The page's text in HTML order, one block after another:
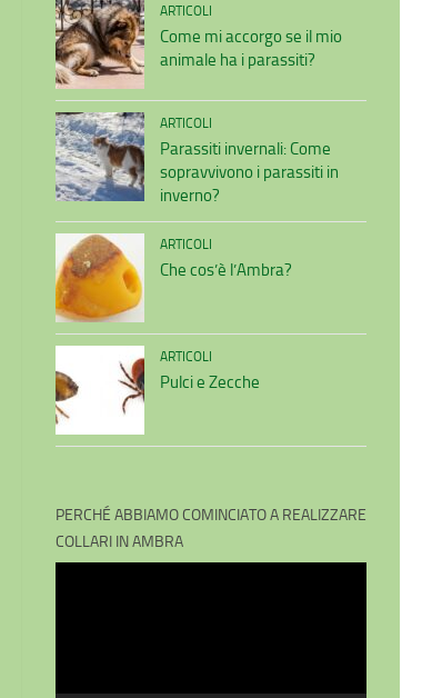
ARTICOLI
Come mi accorgo se il mio
animale ha i parassiti?
ARTICOLI
Parassiti invernali: Come
sopravvivono i parassiti in
inverno?
ARTICOLI
Che cos’è l’Ambra?
ARTICOLI
Pulci e Zecche
PERCHÉ ABBIAMO COMINCIATO A REALIZZARE
COLLARI IN AMBRA